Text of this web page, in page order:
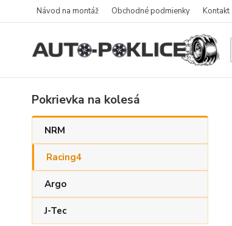
Návod na montáž Obchodné podmienky Kontakt
Pokrievka na kolesá
NRM
Racing4
Argo
J-Tec